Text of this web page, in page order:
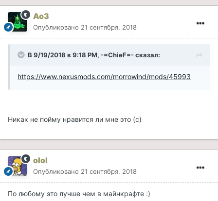
Ao3
Опубликовано 21 сентября, 2018
В 9/19/2018 в 9:18 PM, -=ChieF=- сказал:
https://www.nexusmods.com/morrowind/mods/45993
Никак не пойму нравится ли мне это (с)
olol
Опубликовано 21 сентября, 2018
По любому это лучше чем в майнкрафте :)